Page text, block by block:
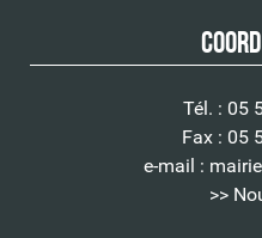
Tél. : 05
Fax : 05
e-mail :
>>